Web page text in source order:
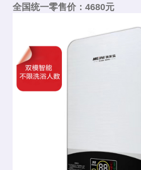
全国统一零售价：4680元